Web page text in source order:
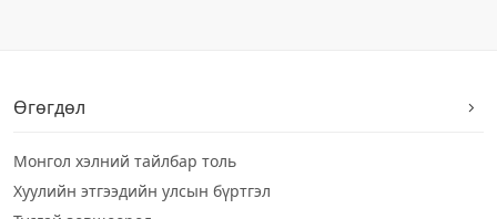
Өгөгдөл
Монгол хэлний тайлбар толь
Хуулийн этгээдийн улсын бүртгэл